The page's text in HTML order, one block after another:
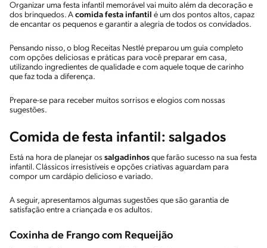
Organizar uma festa infantil memorável vai muito além da decoração e
dos brinquedos. A comida festa infantil é um dos pontos altos, capaz
de encantar os pequenos e garantir a alegria de todos os convidados.
Pensando nisso, o blog Receitas Nestlé preparou um guia completo
com opções deliciosas e práticas para você preparar em casa,
utilizando ingredientes de qualidade e com aquele toque de carinho
que faz toda a diferença.
Prepare-se para receber muitos sorrisos e elogios com nossas
sugestões.
Comida de festa infantil: salgados
Está na hora de planejar os salgadinhos que farão sucesso na sua festa
infantil. Clássicos irresistíveis e opções criativas aguardam para
compor um cardápio delicioso e variado.
A seguir, apresentamos algumas sugestões que são garantia de
satisfação entre a criançada e os adultos.
Coxinha de Frango com Requeijão